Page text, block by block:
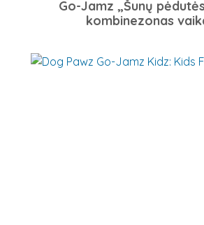
Go-Jamz „Šunų
kombinezonas